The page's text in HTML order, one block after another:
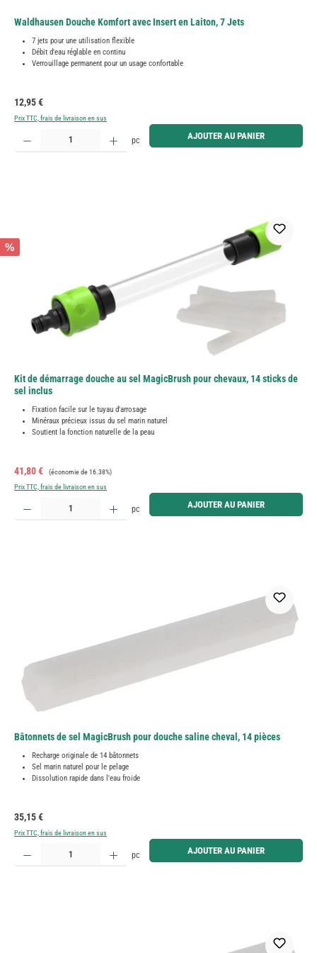
Waldhausen Douche Komfort avec Insert en Laiton, 7 Jets
7 jets pour une utilisation flexible
Débit d'eau réglable en continu
Verrouillage permanent pour un usage confortable
Prix régulier :
12,95 €
Prix TTC, frais de livraison en sus
Quantité de produit : Entrez la quantité souhaitée ou utilisez les boutons pour augmenter ou
pc AJOUTER AU PANIER
%
Kit de démarrage douche au sel MagicBrush pour chevaux, 14 sticks de
sel inclus
Fixation facile sur le tuyau d'arrosage
Minéraux précieux issus du sel marin naturel
Soutient la fonction naturelle de la peau
Prix de vente :
41,80 € Prix régulier :
(économie de 16.38%)
Prix TTC, frais de livraison en sus
Quantité de produit : Entrez la quantité souhaitée ou utilisez les boutons pour augmenter ou
pc AJOUTER AU PANIER
Bâtonnets de sel MagicBrush pour douche saline cheval, 14 pièces
Recharge originale de 14 bâtonnets
Sel marin naturel pour le pelage
Dissolution rapide dans l'eau froide
Prix régulier :
35,15 €
Prix TTC, frais de livraison en sus
Quantité de produit : Entrez la quantité souhaitée ou utilisez les boutons pour augmenter ou
pc AJOUTER AU PANIER